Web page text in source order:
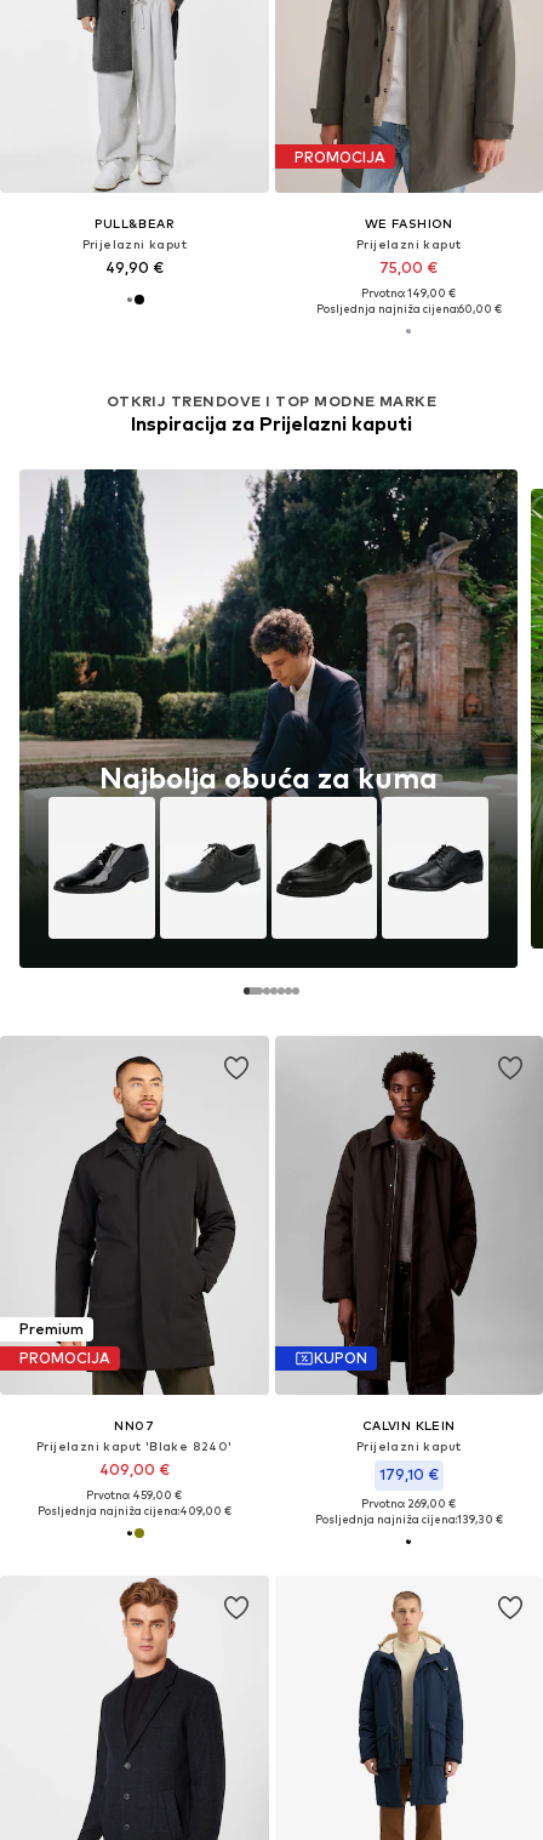
PULL&BEAR
Prijelazni kaput
49,90 €
PROMOCIJA
WE FASHION
Prijelazni kaput
75,00 €
Prvotno: 149,00 €
Posljednja najniža cijena:60,00 €
Premium
PROMOCIJA
NN07
Prijelazni kaput 'Blake 8240'
409,00 €
Prvotno: 459,00 €
Posljednja najniža cijena:409,00 €
OTKRIJ TRENDOVE I TOP MODNE MARKE
Inspiracija za Prijelazni kaputi
Najbolja obuća za kuma
KUPON
CALVIN KLEIN
Prijelazni kaput
179,10 €
Prvotno: 269,00 €
Posljednja najniža cijena:139,30 €